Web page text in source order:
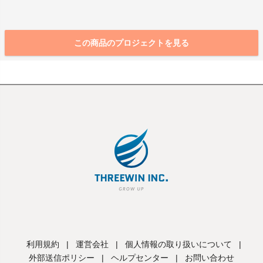
この商品のプロジェクトを見る
利用規約 | 運営会社 | 個人情報の取り扱いについて
|
外部送信ポリシー
| ヘルプセンター | お問い合わせ